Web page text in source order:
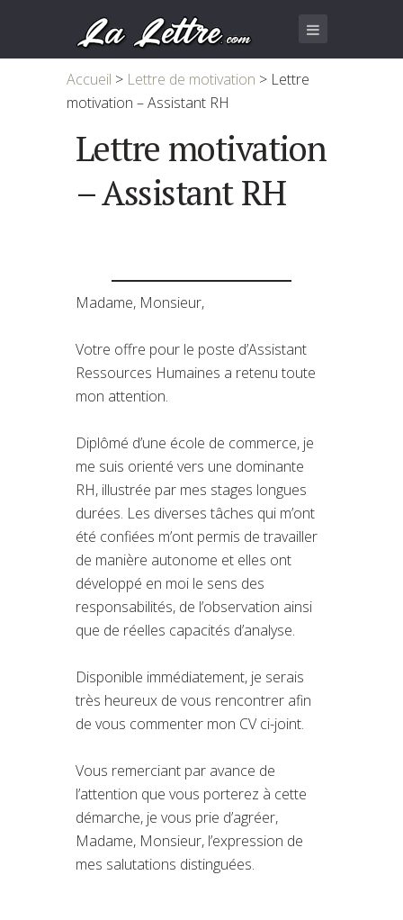
Accueil > Lettre de motivation > Lettre
motivation – Assistant RH
Lettre motivation
– Assistant RH
Madame, Monsieur,
Votre offre pour le poste d’Assistant
Ressources Humaines a retenu toute
mon attention.
Diplômé d’une école de commerce, je
me suis orienté vers une dominante
RH, illustrée par mes stages longues
durées. Les diverses tâches qui m’ont
été confiées m’ont permis de travailler
de manière autonome et elles ont
développé en moi le sens des
responsabilités, de l’observation ainsi
que de réelles capacités d’analyse.
Disponible immédiatement, je serais
très heureux de vous rencontrer afin
de vous commenter mon CV ci-joint.
Vous remerciant par avance de
l’attention que vous porterez à cette
démarche, je vous prie d’agréer,
Madame, Monsieur, l’expression de
mes salutations distinguées.